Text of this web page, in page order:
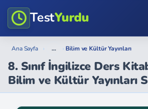
TestYurdu
Ana Sayfa › ... › Bilim ve Kültür Yayınları
8. Sınıf İngilizce Ders
Bilim ve Kültür Yayınları